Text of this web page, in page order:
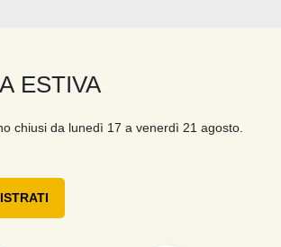
ESTIVA
chiusi da lunedì 17 a venerdì 21 agosto.